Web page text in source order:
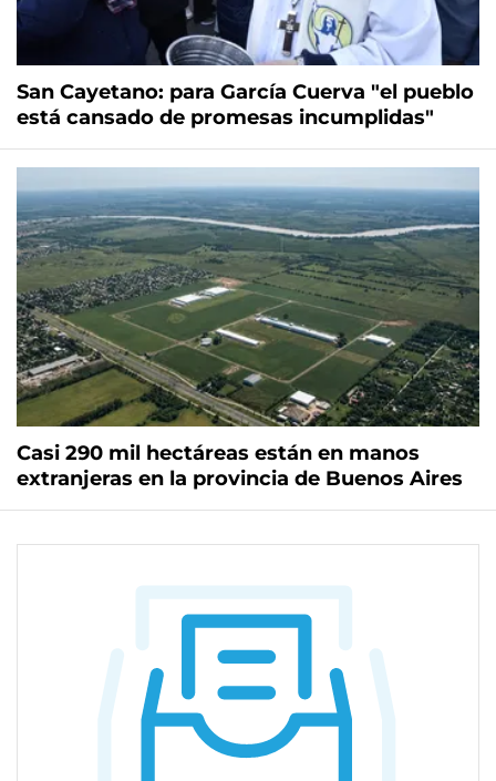
San Cayetano: para García Cuerva "el pueblo
está cansado de promesas incumplidas"
Casi 290 mil hectáreas están en manos
extranjeras en la provincia de Buenos Aires